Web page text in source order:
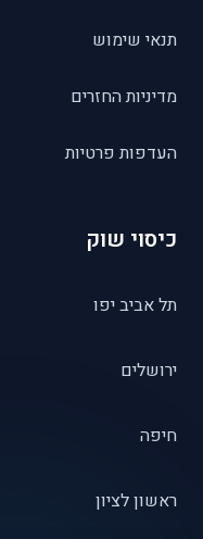
תנאי שימוש
מדיניות החזרים
העדפות פרטיות
כיסוי שוק
תל אביב יפו
ירושלים
חיפה
ראשון לציון